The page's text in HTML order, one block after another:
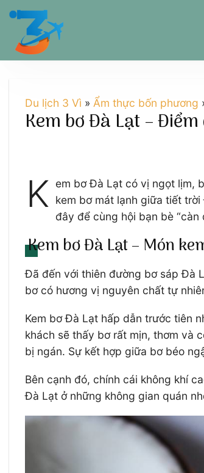
Chuyển
dung
Du lịch 3 Vì » Ẩm thực bốn phương
Kem bơ Đà Lạt –
K em bơ Đà Lạt có vị ngọt lịm,
kem bơ mát lạnh giữa tiết
đây để cùng hội bạn bè
Kem bơ Đà Lạt – Món
Đã đến với thiên đường bơ sáp Đà
bơ có hương vị nguyên chất tự
Kem bơ Đà Lạt hấp dẫn trước tiên
khách sẽ thấy bơ rất mịn, thơm và
bị ngán. Sự kết hợp giữa bơ béo
Bên cạnh đó, chính cái không khí
Đà Lạt ở những không gian quán